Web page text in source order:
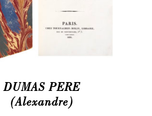
DUMAS PERE
(Alexandre)